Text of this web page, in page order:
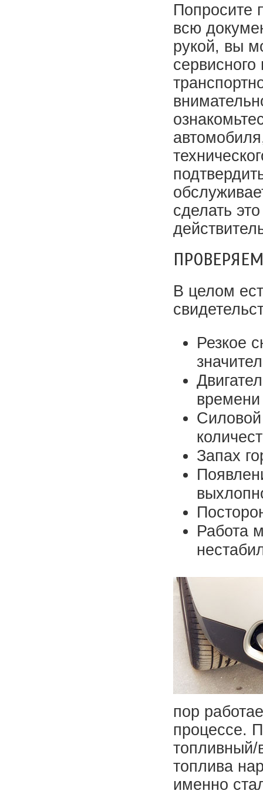
Попросите
всю
рукой, вы
сделать
В целом
Резкое
времени
Силовой
Запах
Работа
пор
процессе.
топлива
именно